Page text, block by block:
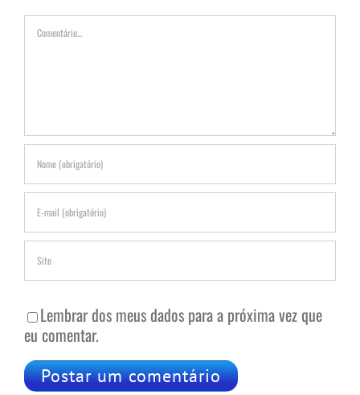
Comentário
Lembrar dos meus dados para a próxima vez que
eu comentar.